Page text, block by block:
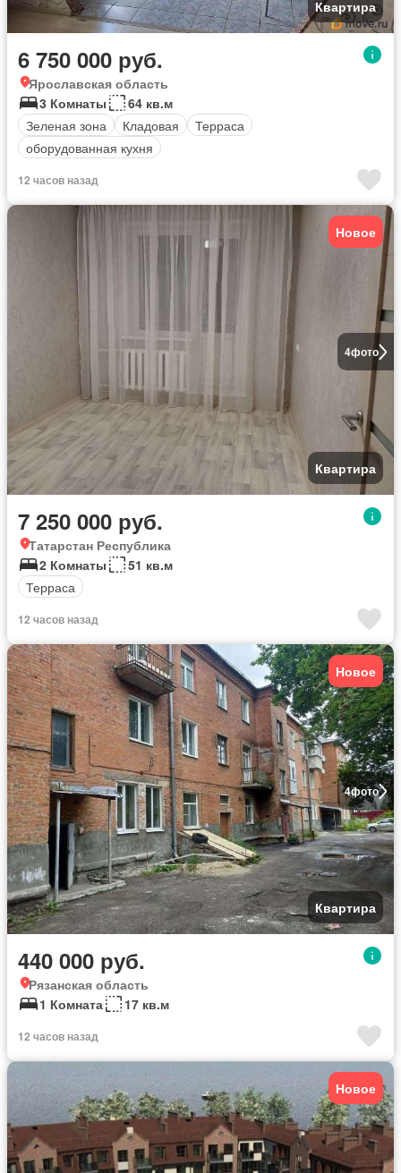
Квартира
6 750 000 руб.
Ярославская область
3 Комнаты
64 кв.м
Зеленая зона
Кладовая
Терраса
оборудованная кухня
12 часов назад
4фото
Новое
Квартира
7 250 000 руб.
Татарстан Республика
2 Комнаты
51 кв.м
Терраса
12 часов назад
4фото
Новое
Квартира
440 000 руб.
Рязанская область
1 Комната
17 кв.м
12 часов назад
Новое